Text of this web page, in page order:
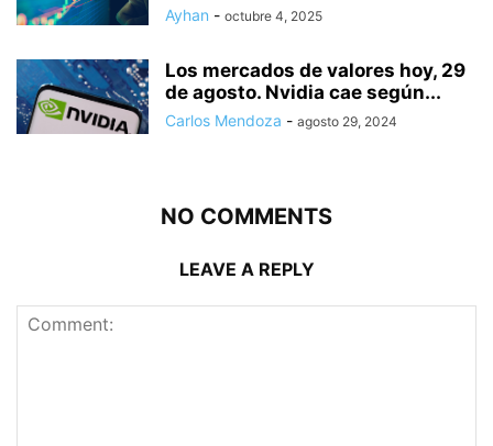
Ayhan - octubre 4, 2025
Los mercados de valores hoy, 29
de agosto. Nvidia cae según...
Carlos Mendoza - agosto 29, 2024
NO COMMENTS
LEAVE A REPLY